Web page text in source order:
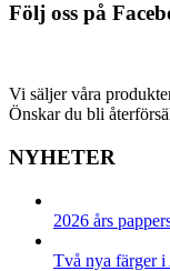
Följ oss på
Vi säljer våra
Önskar du bli
NYHETER
2026 års
Två nya färger i